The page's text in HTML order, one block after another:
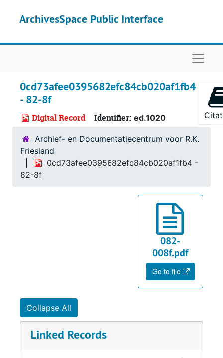
ArchivesSpace Public Interface
0cd73afee0395682efc84cb020af1fb4
- 82-8f
Digital Record Identifier: ed.1020
Archief- en Documentatiecentrum voor R.K.
Friesland
0cd73afee0395682efc84cb020af1fb4 -
82-8f
082-
008f.pdf
Go to file
Collapse All
Linked Records